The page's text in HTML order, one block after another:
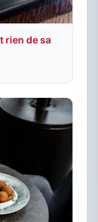
rien de sa